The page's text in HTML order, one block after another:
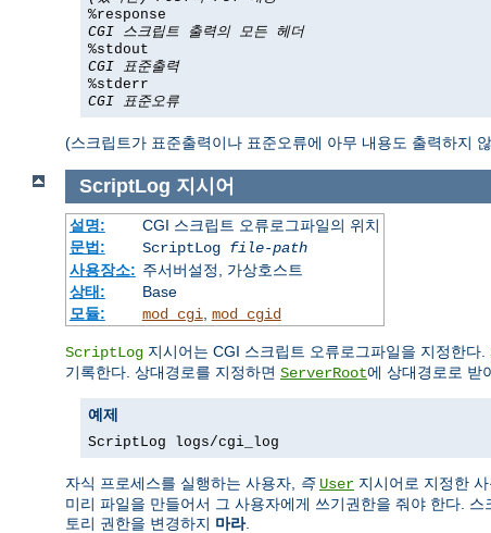
%response
CGI 스크립트 출력의 모든 헤더
%stdout
CGI 표준출력
%stderr
CGI 표준오류
(스크립트가 표준출력이나 표준오류에 아무 내용도 출력하지
ScriptLog 지시어
설명:
CGI 스크립트 오류로그파일의 위치
문법:
ScriptLog file-path
사용장소: 주서버설정, 가상호스트
상태:
Base
모듈:
mod_cgi mod_cgid
ScriptLog 지시어는 CGI 스크립트 오류로그파일을 지정한다.
기록한다. 상대경로를 지정하면 ServerRoot에 상대경로로 받
예제
ScriptLog logs/cgi_log
자식 프로세스를 실행하는 사용자, 즉 User 지시어로 지정한
미리 파일을 만들어서 그 사용자에게 쓰기권한을 줘야 한다.
토리 권한을 변경하지 마라.